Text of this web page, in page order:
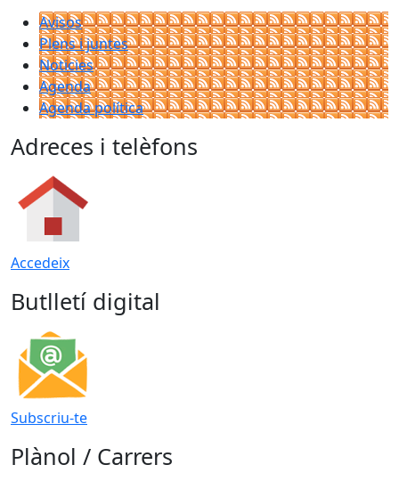
Avisos
Plens i juntes
Noticies
Agenda
Agenda política
Adreces i telèfons
Accedeix
Butlletí digital
Subscriu-te
Plànol / Carrers